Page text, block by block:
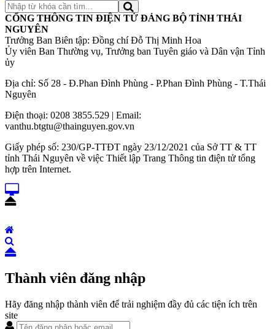
CỔNG THÔNG TIN ĐIỆN TỬ ĐẢNG BỘ TỈNH THÁI
NGUYÊN
Trưởng Ban Biên tập: Đồng chí Đỗ Thị Minh Hoa
Ủy viên Ban Thường vụ, Trưởng ban Tuyên giáo và Dân vận Tỉnh
ủy
Địa chỉ: Số 28 - Đ.Phan Đình Phùng - P.Phan Đình Phùng - T.Thái
Nguyên
Điện thoại: 0208 3855.529 | Email:
vanthu.btgtu@thainguyen.gov.vn
Giấy phép số: 230/GP-TTĐT ngày 23/12/2021 của Sở TT & TT
tỉnh Thái Nguyên về việc Thiết lập Trang Thông tin điện tử tổng
hợp trên Internet.
Thành viên đăng nhập
Hãy đăng nhập thành viên để trải nghiệm đầy đủ các tiện ích trên
site